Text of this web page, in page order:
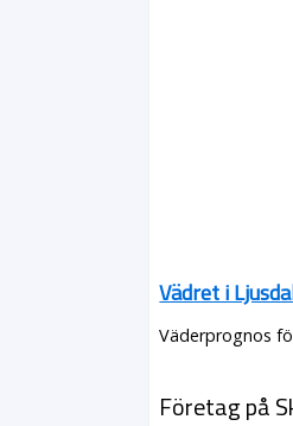
Vädret i
Väderprognos
Företag på